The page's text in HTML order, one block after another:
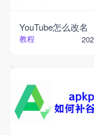
YouTube怎么改名
教程